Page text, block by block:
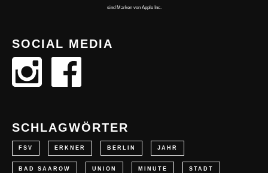
sind Marken von Apple Inc.
SOCIAL MEDIA
SCHLAGWÖRTER
FSV ERKNER BERLIN JAHR
BAD SAAROW UNION MINUTE STADT